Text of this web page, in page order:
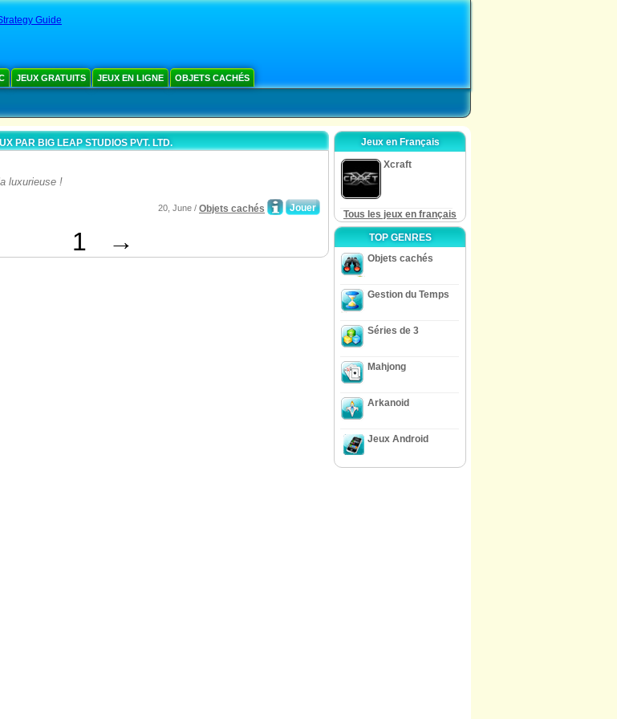
Guide
JEUX GRATUITS JEUX EN LIGNE OBJETS CACHÉS
PAR BIG LEAP STUDIOS PVT. LTD.
luxurieuse !
Jouer
20, June / Objets cachés
1 →
Jeux en Français
Xcraft
Tous les jeux en français
TOP GENRES
Objets cachés
Gestion du Temps
Séries de 3
Mahjong
Arkanoid
Jeux Android